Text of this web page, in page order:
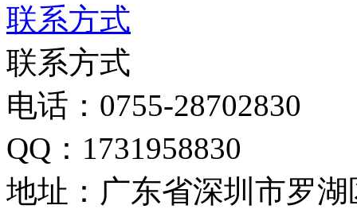
联系方式
联系方式
电话：0755-28702830
QQ：1731958830
地址：广东省深圳市罗